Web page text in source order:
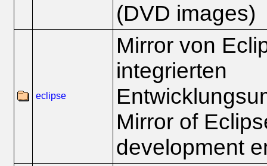
(DVD images)
eclipse
Mirror von
integrierten
Mirror of
development